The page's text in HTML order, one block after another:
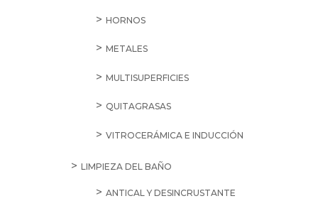
HORNOS
METALES
MULTISUPERFICIES
QUITAGRASAS
VITROCERÁMICA E INDUCCIÓN
LIMPIEZA DEL BAÑO
ANTICAL Y DESINCRUSTANTE